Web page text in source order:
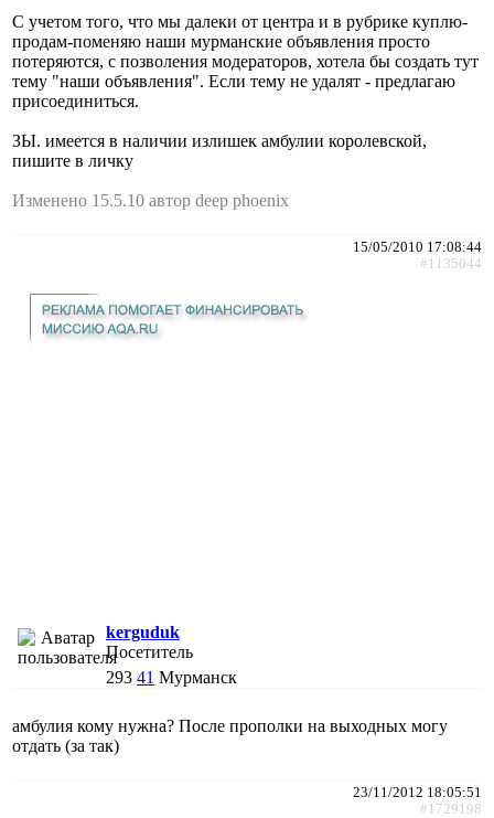
C учетом того, что мы далеки от центра и в рубрике куплю-
продам-поменяю наши мурманские объявления просто
потеряются, с позволения модераторов, хотела бы создать тут
тему "наши объявления". Если тему не удалят - предлагаю
присоединиться.
ЗЫ. имеется в наличии излишек амбулии королевской,
пишите в личку
Изменено 15.5.10 автор deep phoenix
15/05/2010 17:08:44
#1135044
kerguduk
Посетитель
293 41 Мурманск
амбулия кому нужна? После прополки на выходных могу
отдать (за так)
23/11/2012 18:05:51
#1729198